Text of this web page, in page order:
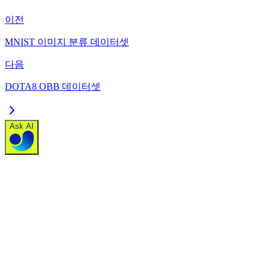
이전
MNIST 이미지 분류 데이터셋
다음
DOTA8 OBB 데이터셋
Ask AI